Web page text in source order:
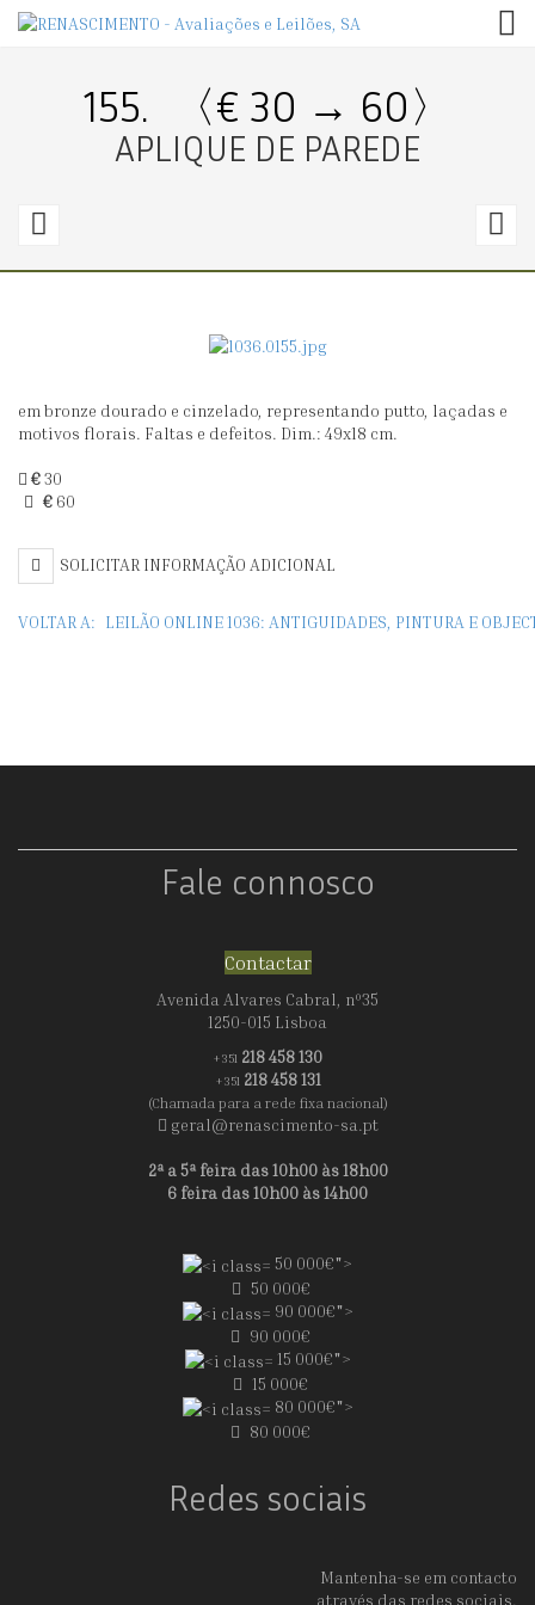
155. 〈€ 30 → 60〉
APLIQUE DE PAREDE
〈€
ESPELHO
PAREDE
LUÍS
em bronze dourado e cinzelado, representando putto, laçadas e
motivos florais. Faltas e defeitos. Dim.: 49x18 cm.
€30
€ 60
SOLICITAR INFORMAÇÃO ADICIONAL
VOLTAR A: LEILÃO ONLINE 1036: ANTIGUIDADES, PINTURA E
Fale connosco
Contactar
Avenida Alvares Cabral, nº35
1250-015 Lisboa
+351 218 458 130
+351 218 458 131
(Chamada para a rede fixa nacional)
geral@renascimento-sa.pt
2ª a 5ª feira das 10h00 às 18h00
6 feira das 10h00 às 14h00
50 000€">
50 000€
90 000€">
90 000€
15 000€">
15 000€
80 000€">
80 000€
Redes sociais
Mantenha-se em contacto
através das redes sociais.